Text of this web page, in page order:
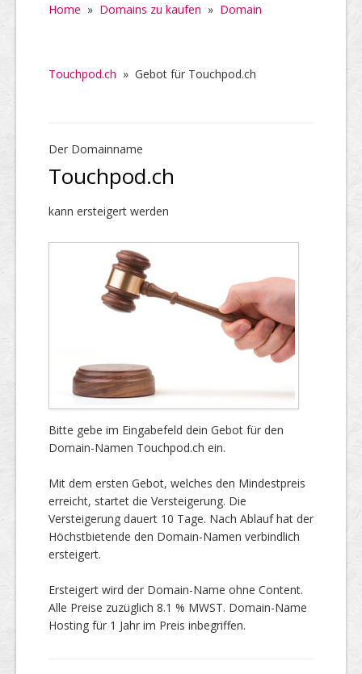
Home » Domains zu kaufen » Domain
Touchpod.ch » Gebot für Touchpod.ch
Der Domainname
Touchpod.ch
kann ersteigert werden
Bitte gebe im Eingabefeld dein Gebot für den
Domain-Namen Touchpod.ch ein.
Mit dem ersten Gebot, welches den Mindestpreis
erreicht, startet die Versteigerung. Die
Versteigerung dauert 10 Tage. Nach Ablauf hat der
Höchstbietende den Domain-Namen verbindlich
ersteigert.
Ersteigert wird der Domain-Name ohne Content.
Alle Preise zuzüglich 8.1 % MWST. Domain-Name
Hosting für 1 Jahr im Preis inbegriffen.